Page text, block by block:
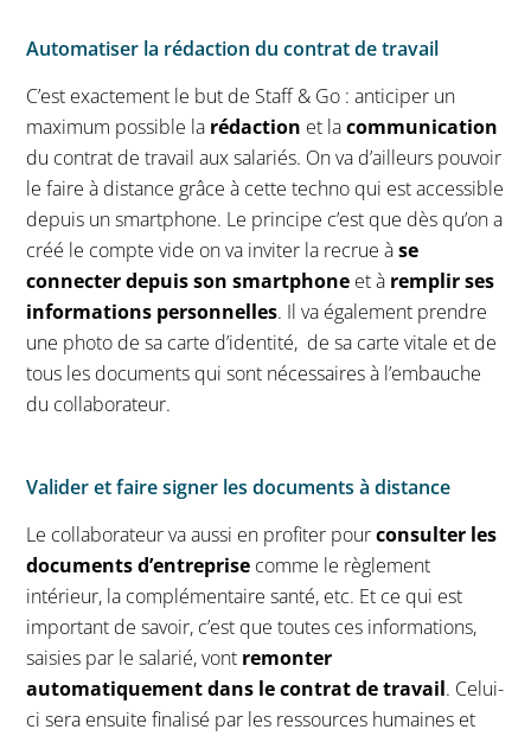
Automatiser la rédaction du contrat de travail
C’est exactement le but de Staff & Go : anticiper un
maximum possible la rédaction et lacommunication
du contrat de travail aux salariés. On va d’ailleurs pouvoir
le faire à distance grâce à cette techno qui est accessible
depuis un smartphone. Le principe c’est que dès qu’on a
créé le compte vide on va inviter la recrue àse
connecter depuis son smartphone et à remplir ses
informations personnelles. Il va également prendre
une photo de sa carte d’identité, de sa carte vitale et de
tous les documents qui sont nécessaires à l’embauche
du collaborateur.
Valider et faire signer les documents à distance
Le collaborateur va aussi en profiter pourconsulter les
documents d’entreprise comme le règlement
intérieur, la complémentaire santé, etc. Et ce qui est
important de savoir, c’est que toutes ces informations,
saisies par le salarié, vont remonter
automatiquement dans le contrat de travail. Celui-
ci sera ensuite finalisé par les ressources humaines et